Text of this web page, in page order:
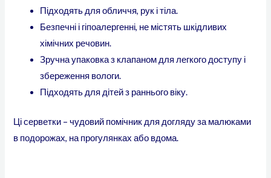
Підходять для обличчя, рук і тіла.
Безпечні і гіпоалергенні, не містять шкідливих
хімічних речовин.
Зручна упаковка з клапаном для легкого доступу і
збереження вологи.
Підходять для дітей з раннього віку.
Ці серветки – чудовий помічник для догляду за малюками
в подорожах, на прогулянках або вдома.